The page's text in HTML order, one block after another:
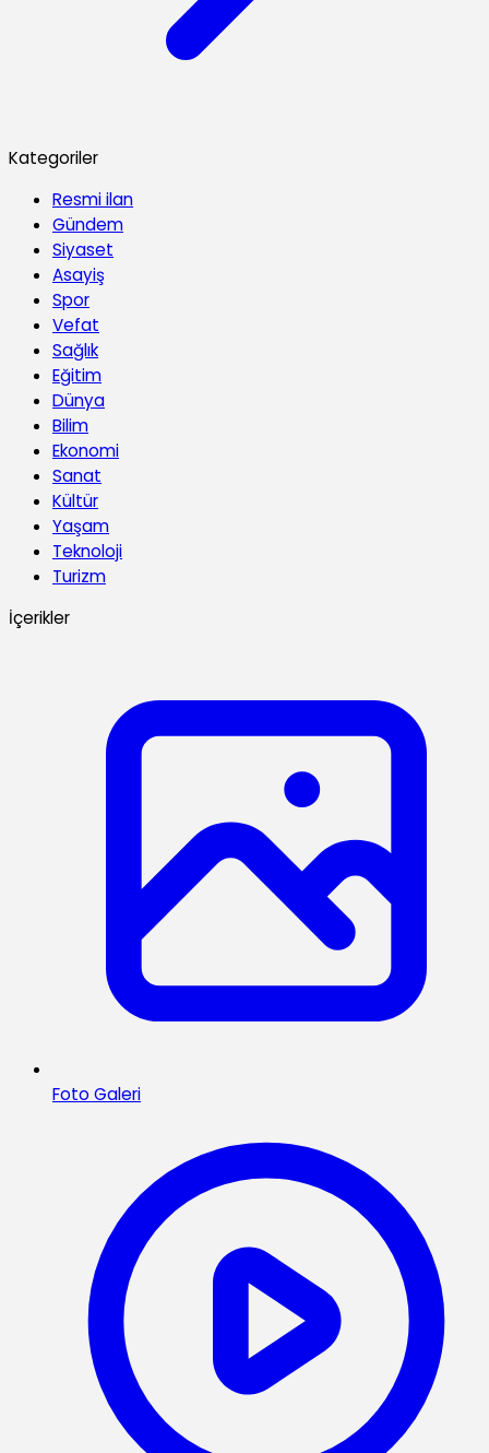
Kategoriler
Resmi ilan
Gündem
Siyaset
Asayiş
Spor
Vefat
Sağlık
Eğitim
Dünya
Bilim
Ekonomi
Sanat
Kültür
Yaşam
Teknoloji
Turizm
İçerikler
Foto Galeri